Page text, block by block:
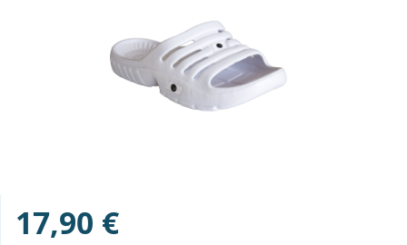
Regulärer Preis:
17,90 €